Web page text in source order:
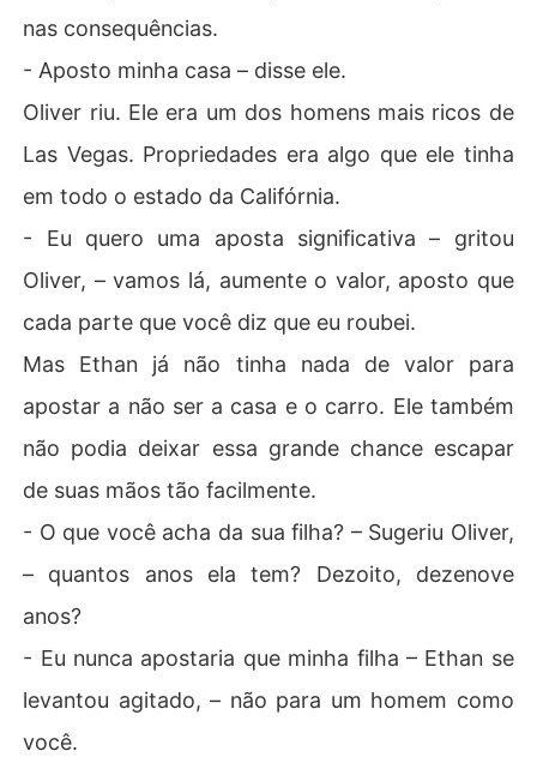
nas consequências.
- Aposto minha casa – disse ele.
Oliver riu. Ele era um dos homens mais ricos de
Las Vegas. Propriedades era algo que ele tinha
em todo o estado da Califórnia.
- Eu quero uma aposta significativa – gritou
Oliver, – vamos lá, aumente o valor, aposto que
cada parte que você diz que eu roubei.
Mas Ethan já não tinha nada de valor para
apostar a não ser a casa e o carro. Ele também
não podia deixar essa grande chance escapar
de suas mãos tão facilmente.
- O que você acha da sua filha? – Sugeriu Oliver,
– quantos anos ela tem? Dezoito, dezenove
anos?
- Eu nunca apostaria que minha filha – Ethan se
levantou agitado, – não para um homem como
você.